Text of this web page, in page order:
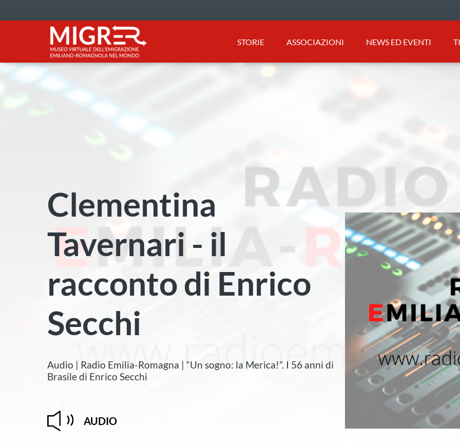
STORIE ASSOCIAZIONI NEWS ED EVENTI
Clementina
Tavernari - il
racconto di Enrico
Secchi
Audio | Radio Emilia-Romagna | “Un sogno: la Merica!”. I 56 anni di
Brasile di Enrico Secchi
AUDIO